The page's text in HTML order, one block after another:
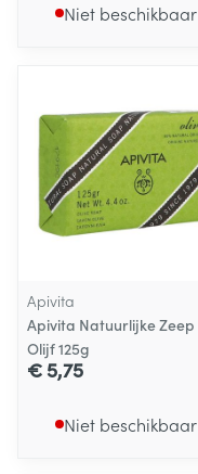
Niet beschikbaar
Apivita
Apivita Natuurlijke Zeep
Olijf 125g
€ 5,75
Niet beschikbaar